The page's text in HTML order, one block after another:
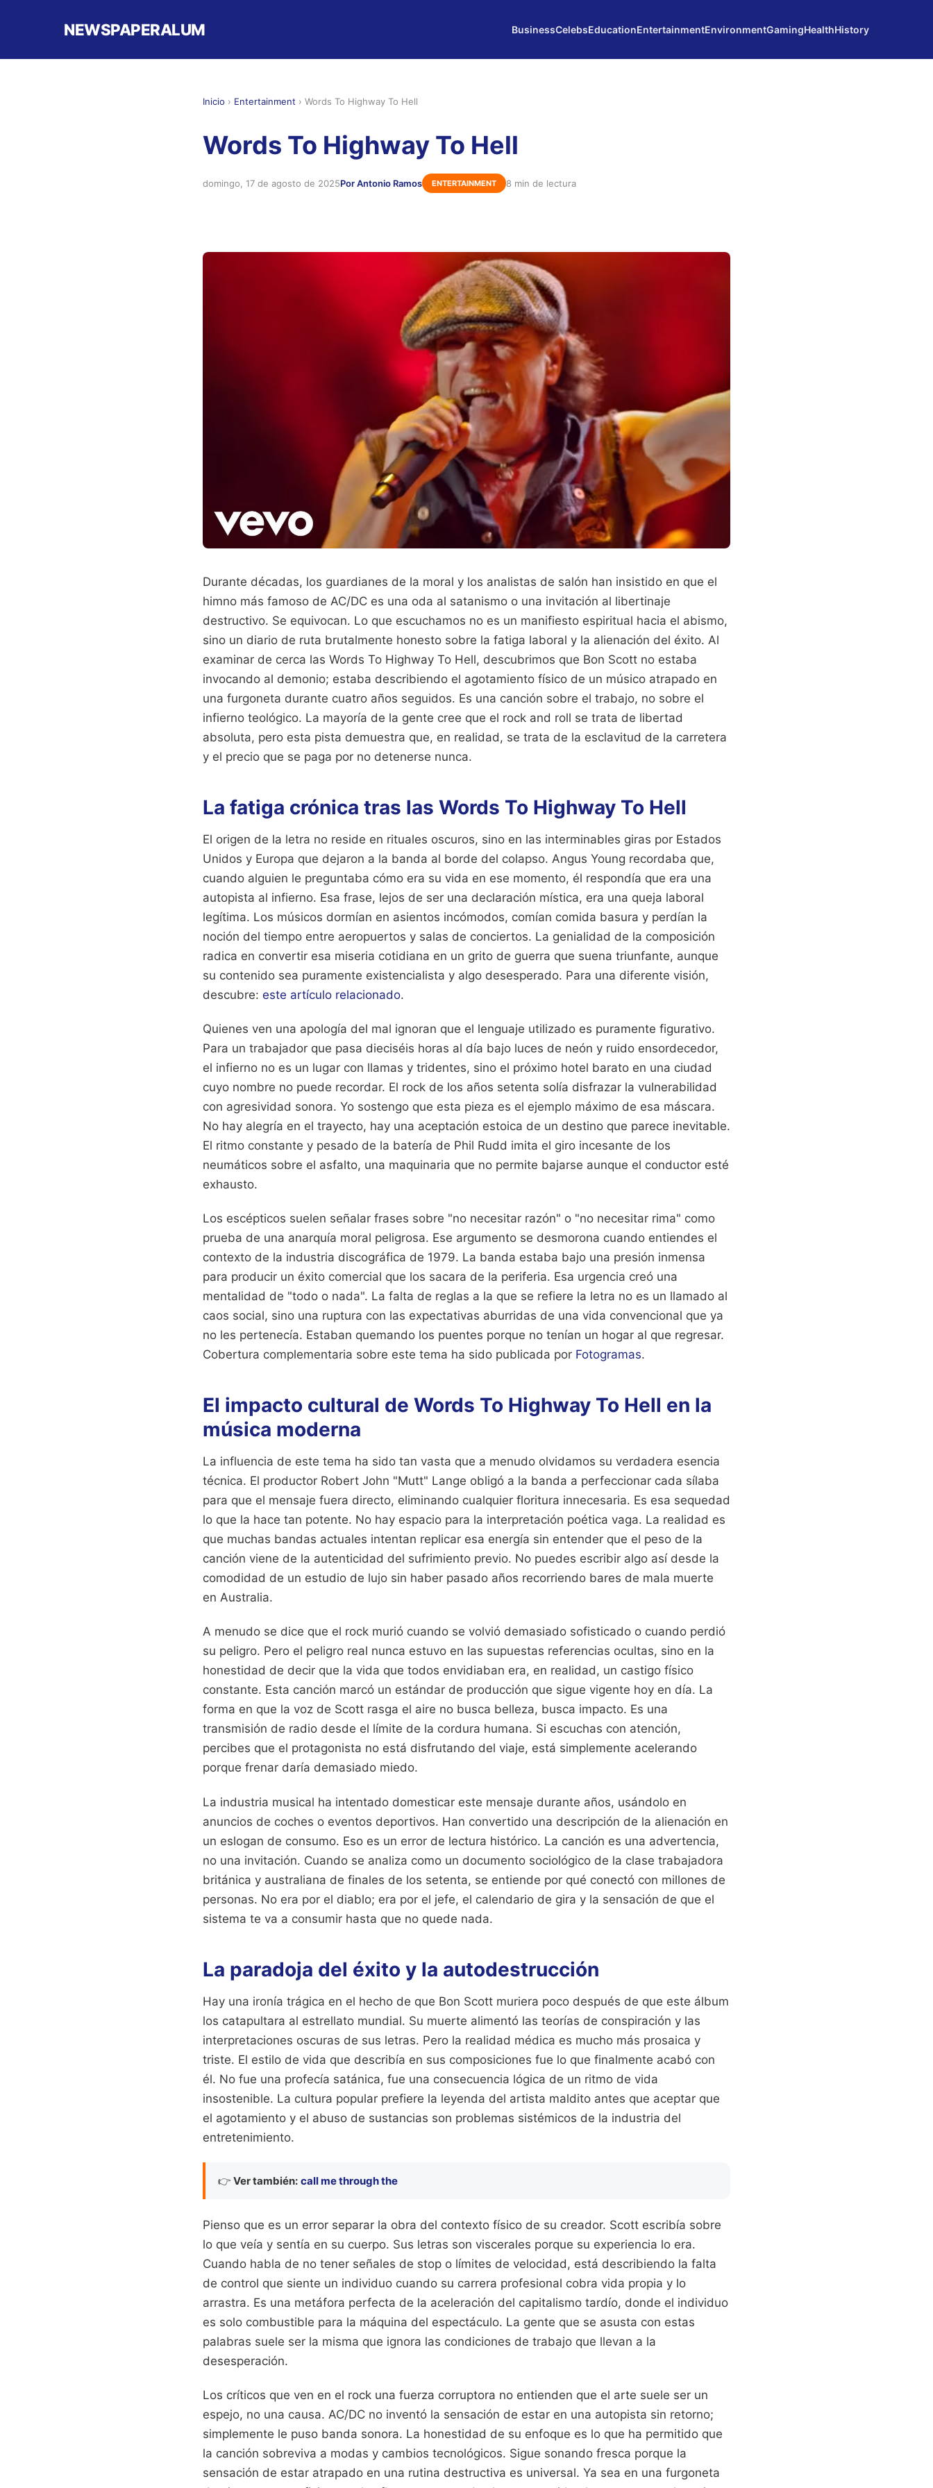
NEWSPAPERALUM BusinessCelebsEducationEntertainmentEnvironmentGamingHealthHistory
Inicio › Entertainment › Words To Highway To Hell
Words To Highway To Hell
domingo, 17 de agosto de 2025Por Antonio Ramos ENTERTAINMENT 8 min de lectura
Durante décadas, los guardianes de la moral y los analistas de salón han insistido en que el
himno más famoso de AC/DC es una oda al satanismo o una invitación al libertinaje
destructivo. Se equivocan. Lo que escuchamos no es un manifiesto espiritual hacia el abismo,
sino un diario de ruta brutalmente honesto sobre la fatiga laboral y la alienación del éxito. Al
examinar de cerca las Words To Highway To Hell, descubrimos que Bon Scott no estaba
invocando al demonio; estaba describiendo el agotamiento físico de un músico atrapado en
una furgoneta durante cuatro años seguidos. Es una canción sobre el trabajo, no sobre el
infierno teológico. La mayoría de la gente cree que el rock and roll se trata de libertad
absoluta, pero esta pista demuestra que, en realidad, se trata de la esclavitud de la carretera
y el precio que se paga por no detenerse nunca.
La fatiga crónica tras las Words To Highway To Hell
El origen de la letra no reside en rituales oscuros, sino en las interminables giras por Estados
Unidos y Europa que dejaron a la banda al borde del colapso. Angus Young recordaba que,
cuando alguien le preguntaba cómo era su vida en ese momento, él respondía que era una
autopista al infierno. Esa frase, lejos de ser una declaración mística, era una queja laboral
legítima. Los músicos dormían en asientos incómodos, comían comida basura y perdían la
noción del tiempo entre aeropuertos y salas de conciertos. La genialidad de la composición
radica en convertir esa miseria cotidiana en un grito de guerra que suena triunfante, aunque
su contenido sea puramente existencialista y algo desesperado. Para una diferente visión,
descubre: este artículo relacionado.
Quienes ven una apología del mal ignoran que el lenguaje utilizado es puramente figurativo.
Para un trabajador que pasa dieciséis horas al día bajo luces de neón y ruido ensordecedor,
el infierno no es un lugar con llamas y tridentes, sino el próximo hotel barato en una ciudad
cuyo nombre no puede recordar. El rock de los años setenta solía disfrazar la vulnerabilidad
con agresividad sonora. Yo sostengo que esta pieza es el ejemplo máximo de esa máscara.
No hay alegría en el trayecto, hay una aceptación estoica de un destino que parece inevitable.
El ritmo constante y pesado de la batería de Phil Rudd imita el giro incesante de los
neumáticos sobre el asfalto, una maquinaria que no permite bajarse aunque el conductor esté
exhausto.
Los escépticos suelen señalar frases sobre "no necesitar razón" o "no necesitar rima" como
prueba de una anarquía moral peligrosa. Ese argumento se desmorona cuando entiendes el
contexto de la industria discográfica de 1979. La banda estaba bajo una presión inmensa
para producir un éxito comercial que los sacara de la periferia. Esa urgencia creó una
mentalidad de "todo o nada". La falta de reglas a la que se refiere la letra no es un llamado al
caos social, sino una ruptura con las expectativas aburridas de una vida convencional que ya
no les pertenecía. Estaban quemando los puentes porque no tenían un hogar al que regresar.
Cobertura complementaria sobre este tema ha sido publicada por Fotogramas.
El impacto cultural de Words To Highway To Hell en la
música moderna
La influencia de este tema ha sido tan vasta que a menudo olvidamos su verdadera esencia
técnica. El productor Robert John "Mutt" Lange obligó a la banda a perfeccionar cada sílaba
para que el mensaje fuera directo, eliminando cualquier floritura innecesaria. Es esa sequedad
lo que la hace tan potente. No hay espacio para la interpretación poética vaga. La realidad es
que muchas bandas actuales intentan replicar esa energía sin entender que el peso de la
canción viene de la autenticidad del sufrimiento previo. No puedes escribir algo así desde la
comodidad de un estudio de lujo sin haber pasado años recorriendo bares de mala muerte
en Australia.
A menudo se dice que el rock murió cuando se volvió demasiado sofisticado o cuando perdió
su peligro. Pero el peligro real nunca estuvo en las supuestas referencias ocultas, sino en la
honestidad de decir que la vida que todos envidiaban era, en realidad, un castigo físico
constante. Esta canción marcó un estándar de producción que sigue vigente hoy en día. La
forma en que la voz de Scott rasga el aire no busca belleza, busca impacto. Es una
transmisión de radio desde el límite de la cordura humana. Si escuchas con atención,
percibes que el protagonista no está disfrutando del viaje, está simplemente acelerando
porque frenar daría demasiado miedo.
La industria musical ha intentado domesticar este mensaje durante años, usándolo en
anuncios de coches o eventos deportivos. Han convertido una descripción de la alienación en
un eslogan de consumo. Eso es un error de lectura histórico. La canción es una advertencia,
no una invitación. Cuando se analiza como un documento sociológico de la clase trabajadora
británica y australiana de finales de los setenta, se entiende por qué conectó con millones de
personas. No era por el diablo; era por el jefe, el calendario de gira y la sensación de que el
sistema te va a consumir hasta que no quede nada.
La paradoja del éxito y la autodestrucción
Hay una ironía trágica en el hecho de que Bon Scott muriera poco después de que este álbum
los catapultara al estrellato mundial. Su muerte alimentó las teorías de conspiración y las
interpretaciones oscuras de sus letras. Pero la realidad médica es mucho más prosaica y
triste. El estilo de vida que describía en sus composiciones fue lo que finalmente acabó con
él. No fue una profecía satánica, fue una consecuencia lógica de un ritmo de vida
insostenible. La cultura popular prefiere la leyenda del artista maldito antes que aceptar que
el agotamiento y el abuso de sustancias son problemas sistémicos de la industria del
entretenimiento.
👉 Ver también: call me through the
Pienso que es un error separar la obra del contexto físico de su creador. Scott escribía sobre
lo que veía y sentía en su cuerpo. Sus letras son viscerales porque su experiencia lo era.
Cuando habla de no tener señales de stop o límites de velocidad, está describiendo la falta
de control que siente un individuo cuando su carrera profesional cobra vida propia y lo
arrastra. Es una metáfora perfecta de la aceleración del capitalismo tardío, donde el individuo
es solo combustible para la máquina del espectáculo. La gente que se asusta con estas
palabras suele ser la misma que ignora las condiciones de trabajo que llevan a la
desesperación.
Los críticos que ven en el rock una fuerza corruptora no entienden que el arte suele ser un
espejo, no una causa. AC/DC no inventó la sensación de estar en una autopista sin retorno;
simplemente le puso banda sonora. La honestidad de su enfoque es lo que ha permitido que
la canción sobreviva a modas y cambios tecnológicos. Sigue sonando fresca porque la
sensación de estar atrapado en una rutina destructiva es universal. Ya sea en una furgoneta